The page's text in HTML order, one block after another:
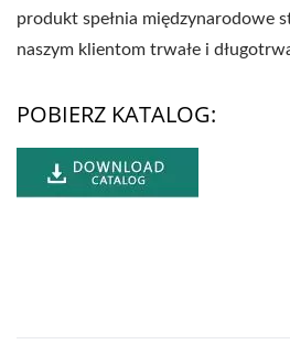
produkt spełnia międzynarodowe
naszym klientom trwałe i
POBIERZ KATALOG: